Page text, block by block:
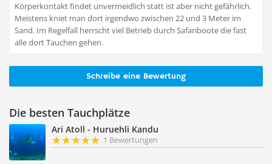
Körperkontakt findet unvermeidlich statt ist aber nicht gefährlich.
Meistens kniet man dort irgendwo zwischen 22 und 3 Meter im
Sand. Im Regelfall herrscht viel Betrieb durch Safariboote die fast
alle dort Tauchen gehen.
Schreibe eine Bewertung
Die besten Tauchplätze
Ari Atoll - Huruehli Kandu
1 Bewertungen